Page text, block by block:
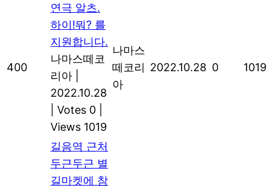
400
연극 알츠.
하이!뭐? 를
지원합니다.
나마스떼코
리아
2022.10.28
Votes 0
Views 1019
나마스
떼코리
아
2022.10.28 0 1019
길음역 근처
두근두근 별
길마켓에 참